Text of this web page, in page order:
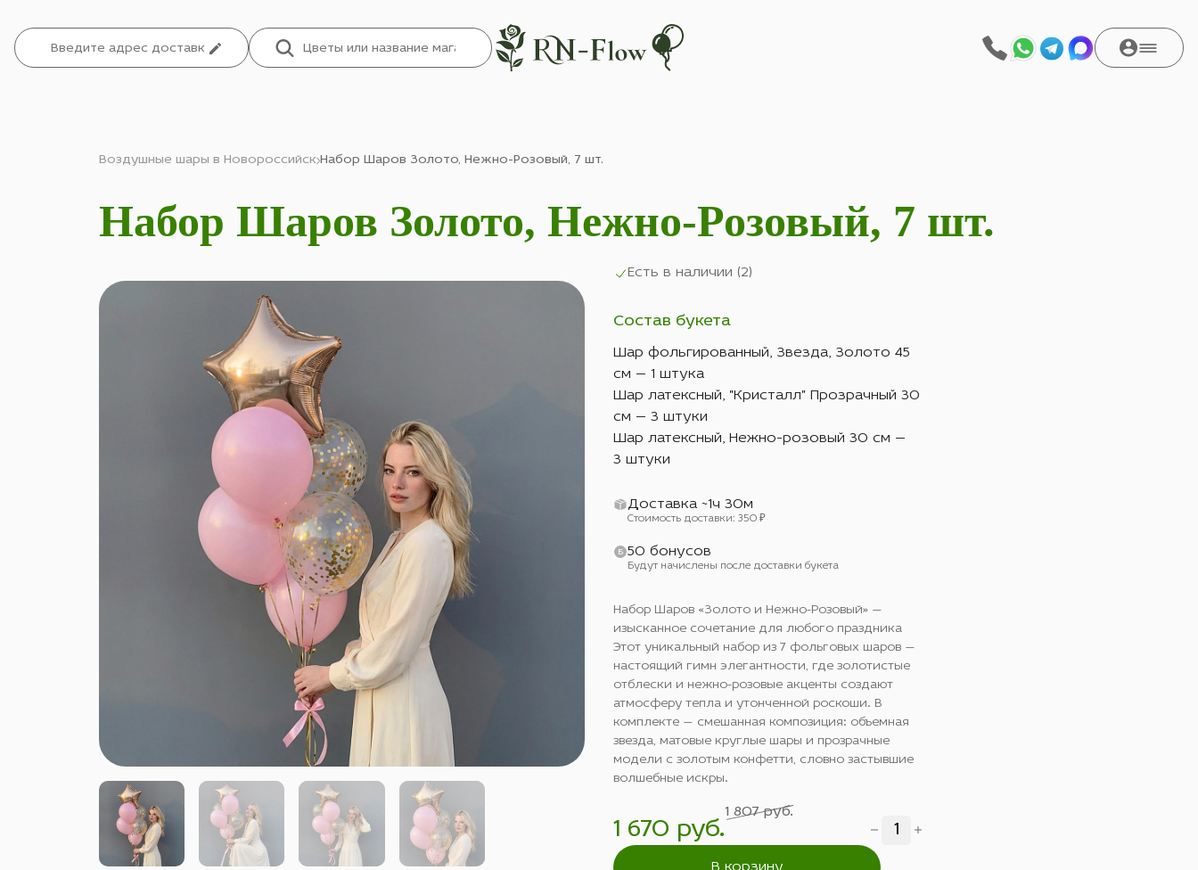
Воздушные шары в Новороссийск Набор Шаров Золото, Нежно-Розовый, 7 шт.
Набор Шаров Золото, Нежно-Розовый, 7 шт.
Есть в наличии (2)
Состав букета
Шар фольгированный, Звезда, Золото 45
см — 1 штука
Шар латексный, "Кристалл" Прозрачный 30
см — 3 штуки
Шар латексный, Нежно-розовый 30 см —
3 штуки
Доставка ~1ч 30м
Стоимость доставки: 350 ₽
50 бонусов
Будут начислены после доставки букета
Набор Шаров «Золото и Нежно-Розовый» —
изысканное сочетание для любого праздника
Этот уникальный набор из 7 фольговых шаров —
настоящий гимн элегантности, где золотистые
отблески и нежно-розовые акценты создают
атмосферу тепла и утонченной роскоши. В
комплекте — смешанная композиция: объемная
звезда, матовые круглые шары и прозрачные
модели с золотым конфетти, словно застывшие
волшебные искры.
1 670 руб.
1 807 руб.